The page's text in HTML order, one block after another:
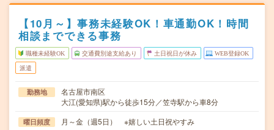
【10月～】事務未経験OK！車通勤OK！時間
相談までできる事務
職種未経験OK 交通費別途支給あり 土日祝日が休み WEB登録OK
派遣
勤務地
名古屋市南区
大江(愛知県)駅から徒歩15分／笠寺駅から車8分
曜日頻度 月～金（週5日） ※嬉しい土日祝やすみ